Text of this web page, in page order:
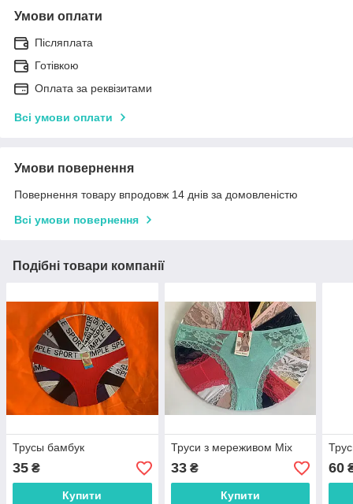
Умови оплати
Післяплата
Готівкою
Оплата за реквізитами
Всі умови оплати
Умови повернення
Повернення товару впродовж 14 днів за домовленістю
Всі умови повернення
Подібні товари компанії
Трусы бамбук
35 ₴
Купити
Труси з мереживом Міх
33₴
Купити
60